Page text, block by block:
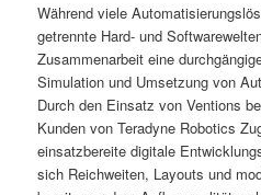
Während viele
getrennte Hard- und
Zusammenarbeit eine
Simulation und Umsetzung von
Durch den Einsatz von Ventions
Kunden von Teradyne Robotics
einsatzbereite digitale
sich Reichweiten, Layouts und